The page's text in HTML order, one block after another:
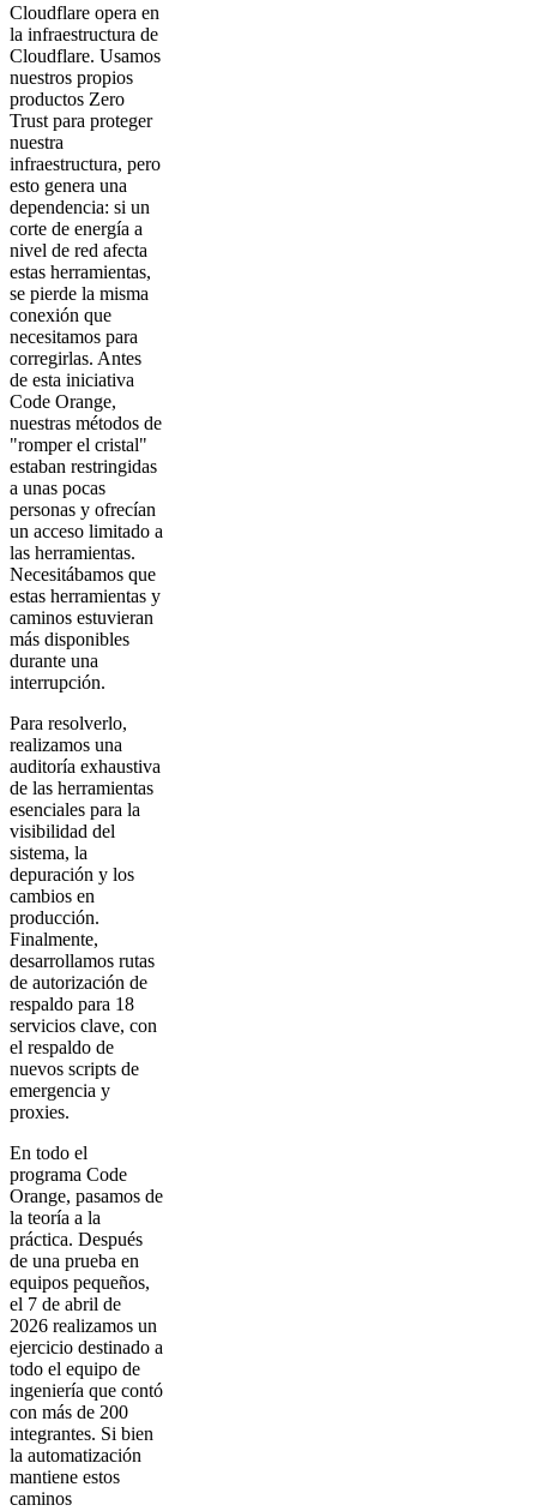
Cloudflare opera en
la infraestructura de
Cloudflare. Usamos
nuestros propios
productos Zero
Trust para proteger
nuestra
infraestructura, pero
esto genera una
dependencia: si un
corte de energía a
nivel de red afecta
estas herramientas,
se pierde la misma
conexión que
necesitamos para
corregirlas. Antes
de esta iniciativa
Code Orange,
nuestras métodos de
"romper el cristal"
estaban restringidas
a unas pocas
personas y ofrecían
un acceso limitado a
las herramientas.
Necesitábamos que
estas herramientas y
caminos estuvieran
más disponibles
durante una
interrupción.
Para resolverlo,
realizamos una
auditoría exhaustiva
de las herramientas
esenciales para la
visibilidad del
sistema, la
depuración y los
cambios en
producción.
Finalmente,
desarrollamos rutas
de autorización de
respaldo para 18
servicios clave, con
el respaldo de
nuevos scripts de
emergencia y
proxies.
En todo el
programa Code
Orange, pasamos de
la teoría a la
práctica. Después
de una prueba en
equipos pequeños,
el 7 de abril de
2026 realizamos un
ejercicio destinado a
todo el equipo de
ingeniería que contó
con más de 200
integrantes. Si bien
la automatización
mantiene estos
caminos